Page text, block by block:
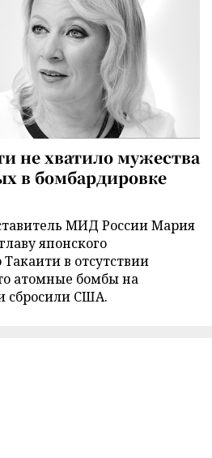
не хватило мужества
в бомбардировке
МИД России Мария
японского
в отсутствии
атомные бомбы на
сбросили США.